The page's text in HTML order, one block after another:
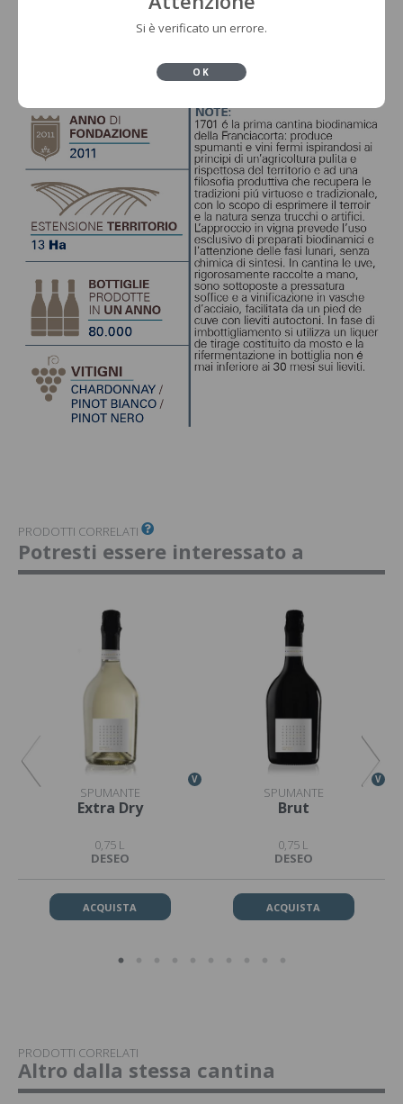
PRODOTTI CORRELATI
Potresti essere interessato a
V
SPUMANTE
Extra Dry
0,75 L
DESEO
ACQUISTA
V
SPUMANTE
Brut
0,75 L
DESEO
ACQUISTA
PRODOTTI CORRELATI
Altro dalla stessa cantina
Si è verificato un errore.
OK